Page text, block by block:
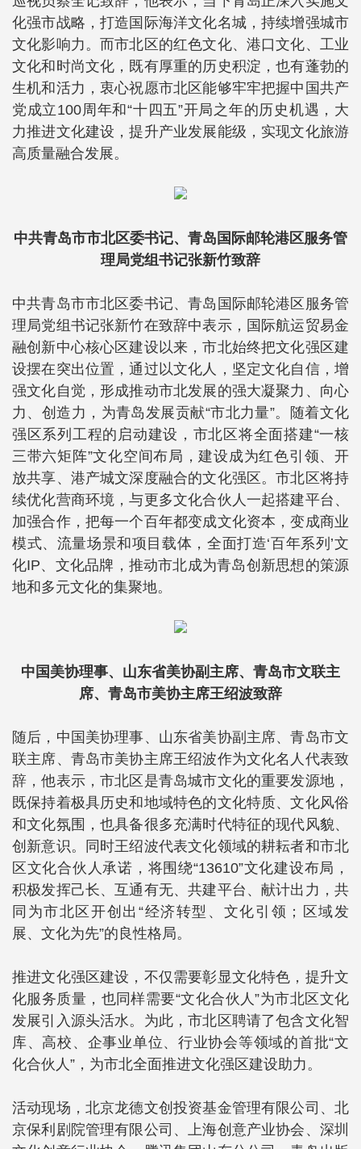
化强市战略，打造国际海洋文化名城，持续增强城市
文化影响力。而市北区的红色文化、港口文化、工业
文化和时尚文化，既有厚重的历史积淀，也有蓬勃的
生机和活力，衷心祝愿市北区能够牢牢把握中国共产
党成立100周年和“十四五”开局之年的历史机遇，大
力推进文化建设，提升产业发展能级，实现文化旅游
高质量融合发展。
中共青岛市市北区委书记、青岛国际邮轮港区服务管
理局党组书记张新竹致辞
中共青岛市市北区委书记、青岛国际邮轮港区服务管
理局党组书记张新竹在致辞中表示，国际航运贸易金
融创新中心核心区建设以来，市北始终把文化强区建
设摆在突出位置，通过以文化人，坚定文化自信，增
强文化自觉，形成推动市北发展的强大凝聚力、向心
力、创造力，为青岛发展贡献“市北力量”。随着文化
强区系列工程的启动建设，市北区将全面搭建“一核
三带六矩阵”文化空间布局，建设成为红色引领、开
放共享、港产城文深度融合的文化强区。市北区将持
续优化营商环境，与更多文化合伙人一起搭建平台、
加强合作，把每一个百年都变成文化资本，变成商业
模式、流量场景和项目载体，全面打造‘百年系列’文
化IP、文化品牌，推动市北成为青岛创新思想的策源
地和多元文化的集聚地。
中国美协理事、山东省美协副主席、青岛市文联主
席、青岛市美协主席王绍波致辞
随后，中国美协理事、山东省美协副主席、青岛市文
联主席、青岛市美协主席王绍波作为文化名人代表致
辞，他表示，市北区是青岛城市文化的重要发源地，
既保持着极具历史和地域特色的文化特质、文化风俗
和文化氛围，也具备很多充满时代特征的现代风貌、
创新意识。同时王绍波代表文化领域的耕耘者和市北
区文化合伙人承诺，将围绕“13610”文化建设布局，
积极发挥己长、互通有无、共建平台、献计出力，共
同为市北区开创出“经济转型、文化引领；区域发
展、文化为先”的良性格局。
推进文化强区建设，不仅需要彰显文化特色，提升文
化服务质量，也同样需要“文化合伙人”为市北区文化
发展引入源头活水。为此，市北区聘请了包含文化智
库、高校、企事业单位、行业协会等领域的首批“文
化合伙人”，为市北全面推进文化强区建设助力。
活动现场，北京龙德文创投资基金管理有限公司、北
京保利剧院管理有限公司、上海创意产业协会、深圳